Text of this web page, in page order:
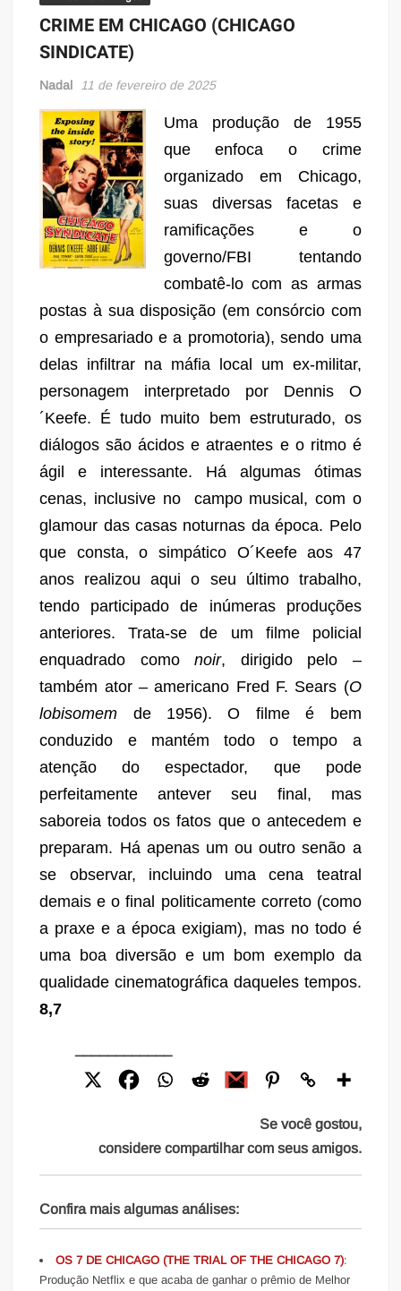
CRIME EM CHICAGO (CHICAGO
SINDICATE)
Nadal 11 de fevereiro de 2025
Uma produção de 1955
que enfoca o crime
organizado em Chicago,
suas diversas facetas e
ramificações e o
governo/FBI tentando
combatê-lo com as armas
postas à sua disposição (em consórcio com
o empresariado e a promotoria), sendo uma
delas infiltrar na máfia local um ex-militar,
personagem interpretado por Dennis O
´Keefe. É tudo muito bem estruturado, os
diálogos são ácidos e atraentes e o ritmo é
ágil e interessante. Há algumas ótimas
cenas, inclusive no campo musical, com o
glamour das casas noturnas da época. Pelo
que consta, o simpático O´Keefe aos 47
anos realizou aqui o seu último trabalho,
tendo participado de inúmeras produções
anteriores. Trata-se de um filme policial
enquadrado comonoir, dirigido pelo –
também ator – americano Fred F. Sears (O
lobisomem de 1956). O filme é bem
conduzido e mantém todo o tempo a
atenção do espectador, que pode
perfeitamente antever seu final, mas
saboreia todos os fatos que o antecedem e
preparam. Há apenas um ou outro senão a
se observar, incluindo uma cena teatral
demais e o final politicamente correto (como
a praxe e a época exigiam), mas no todo é
uma boa diversão e um bom exemplo da
qualidade cinematográfica daqueles tempos.
8,7
Se você gostou,
considere compartilhar com seus amigos.
Confira mais algumas análises:
OS 7 DE CHICAGO (THE TRIAL OF THE CHICAGO 7):
Produção Netflix e que acaba de ganhar o prêmio de Melhor